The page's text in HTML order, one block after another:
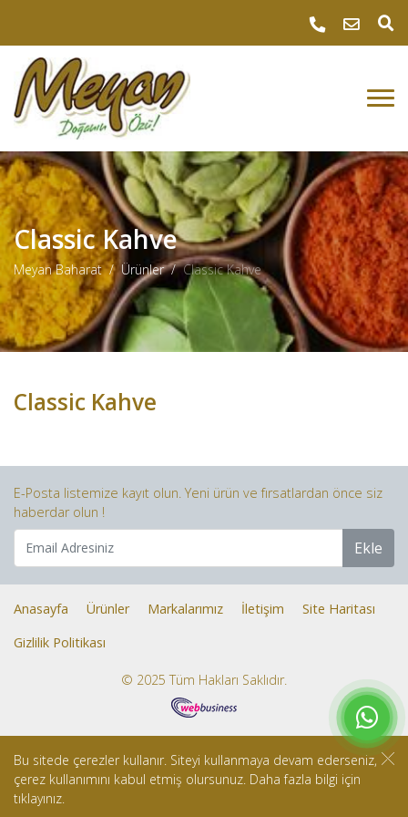
Classic Kahve
Meyan Baharat Ürünler Classic Kahve
Classic Kahve
E-Posta listemize kayıt olun. Yeni ürün ve fırsatlardan önce siz
haberdar olun !
Ekle
Anasayfa Ürünler Markalarımız İletişim
Site Haritası
Gizlilik Politikası
© 2025 Tüm Hakları Saklıdır.
Bu sitede çerezler kullanır. Siteyi kullanmaya devam ederseniz,
çerez kullanımını kabul etmiş olursunuz. Daha fazla bilgi için
tıklayınız.